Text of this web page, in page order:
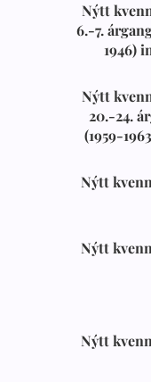
Nýtt
6.-7.
1946)
Nýtt
20.-24.
(1959-
Nýtt
Nýtt
Nýtt